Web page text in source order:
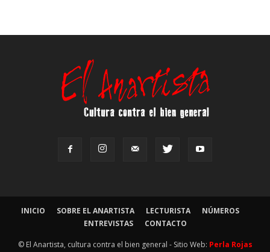
INICIO SOBRE EL ANARTISTA LECTURISTA
NÚMEROS
ENTREVISTAS
CONTACTO
© El Anartista, cultura contra el bien general - Sitio Web: Perla Rojas